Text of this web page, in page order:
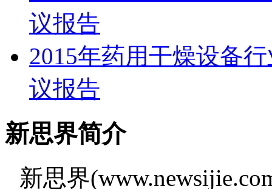
议报告
2015年药用干燥设备
议报告
新思界简介
新思界